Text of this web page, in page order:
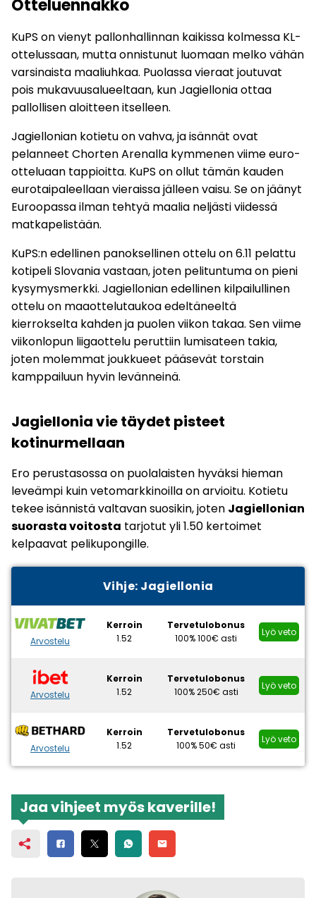
Otteluennakko
KuPS on vienyt pallonhallinnan kaikissa kolmessa KL-
ottelussaan, mutta onnistunut luomaan melko vähän
varsinaista maaliuhkaa. Puolassa vieraat joutuvat
pois mukavuusalueeltaan, kun Jagiellonia ottaa
pallollisen aloitteen itselleen.
Jagiellonian kotietu on vahva, ja isännät ovat
pelanneet Chorten Arenalla kymmenen viime euro-
otteluaan tappioitta. KuPS on ollut tämän kauden
eurotaipaleellaan vieraissa jälleen vaisu. Se on jäänyt
Euroopassa ilman tehtyä maalia neljästi viidessä
matkapelistään.
KuPS:n edellinen panoksellinen ottelu on 6.11 pelattu
kotipeli Slovania vastaan, joten pelituntuma on pieni
kysymysmerkki. Jagiellonian edellinen kilpailullinen
ottelu on maaottelutaukoa edeltäneeltä
kierrokselta kahden ja puolen viikon takaa. Sen viime
viikonlopun liigaottelu peruttiin lumisateen takia,
joten molemmat joukkueet pääsevät torstain
kamppailuun hyvin levänneinä.
Jagiellonia vie täydet pisteet
kotinurmellaan
Ero perustasossa on puolalaisten hyväksi hieman
leveämpi kuin vetomarkkinoilla on arvioitu. Kotietu
tekee isännistä valtavan suosikin, joten Jagiellonian
suorasta voitosta tarjotut yli 1.50 kertoimet
kelpaavat pelikupongille.
Vihje: Jagiellonia
Arvostelu
Kerroin
1.52
Tervetulobonus
100% 100€ asti
Lyö veto
Arvostelu
Kerroin
1.52
Tervetulobonus
100% 250€ asti
Lyö veto
Arvostelu
Kerroin
1.52
Tervetulobonus
100% 50€ asti
Lyö veto
Jaa vihjeet myös kaverille!